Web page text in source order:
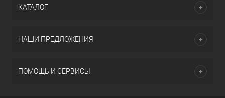
КАТАЛОГ
НАШИ ПРЕДЛОЖЕНИЯ
ПОМОЩЬ И СЕРВИСЫ